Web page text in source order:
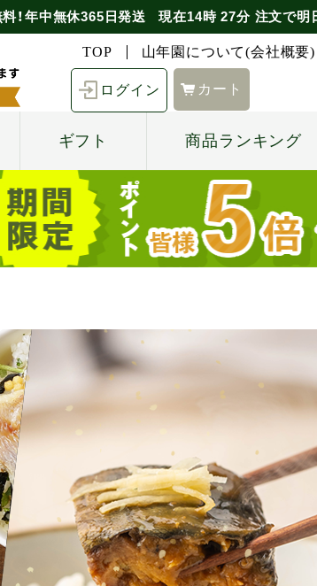
！年中無休365日発送 現在14時 27分注文で明
TOP 山年園について(会社概要)
ログイン カート
ギフト 商品ランキング